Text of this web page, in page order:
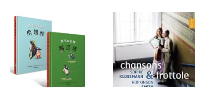
Emperor Joseph II &
Symphony No. 2 / Sally
Matthews, Tamara Mumford,
Barry Banks, Andrew Foster-
Williams, San Francisco
Symphony / Michael Tilson
Thomas)